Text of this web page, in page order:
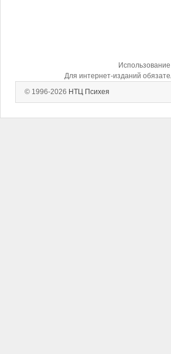
Для интернет-изданий
© 1996-2026 НТЦ Психея